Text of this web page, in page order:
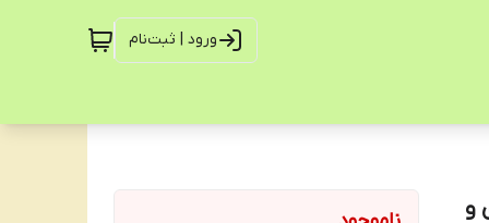
ورود | ثبت‌نام
و